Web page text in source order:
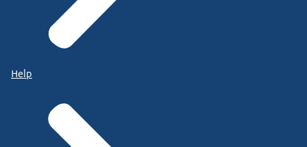
Help